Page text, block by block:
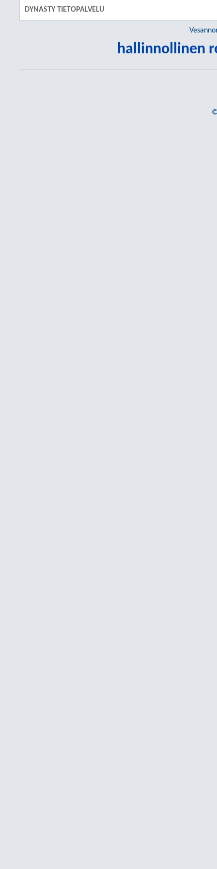
DYNASTY TIETOPALVELU
hallinnollinen